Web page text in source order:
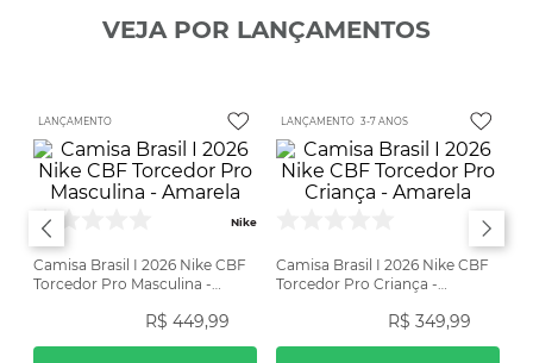
VEJA POR LANÇAMENTOS
LANÇAMENTO
Nike
Camisa Brasil I 2026 Nike CBF
Torcedor Pro Masculina -
R$ 449,99
LANÇAMENTO 3-7 ANOS
Nike
Camisa Brasil I 2026 Nike CBF
Torcedor Pro Criança -
R$ 349,99